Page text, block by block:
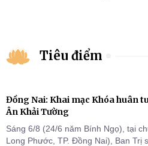
Tiêu điểm
Đồng Nai: Khai mạc Khóa huân
Ân Khải Tường
Sáng 6/8 (24/6 năm Bính Ngọ), tại
Long Phước, TP. Đồng Nai), Ban Trị